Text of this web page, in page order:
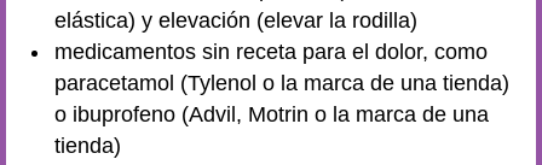
elástica) y elevación (elevar la rodilla)
medicamentos sin receta para el dolor, como
paracetamol (Tylenol o la marca de una tienda)
o ibuprofeno (Advil, Motrin o la marca de una
tienda)